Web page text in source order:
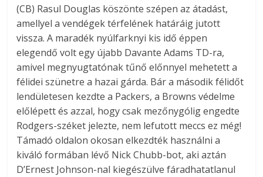
(CB) Rasul Douglas köszönte szépen az átadást,
amellyel a vendégek térfelének határáig jutott
vissza. A maradék nyúlfarknyi kis idő éppen
elegendő volt egy újabb Davante Adams TD-ra,
amivel megnyugtatónak tűnő előnnyel mehetett a
félidei szünetre a hazai gárda. Bár a második félidőt
lendületesen kezdte a Packers, a Browns védelme
előlépett és azzal, hogy csak mezőnygólig engedte
Rodgers-széket jelezte, nem lefutott meccs ez még!
Támadó oldalon okosan elkezdték használni a
kiváló formában lévő Nick Chubb-bot, aki aztán
D’Ernest Johnson-nal kiegészülve fáradhatatlanul